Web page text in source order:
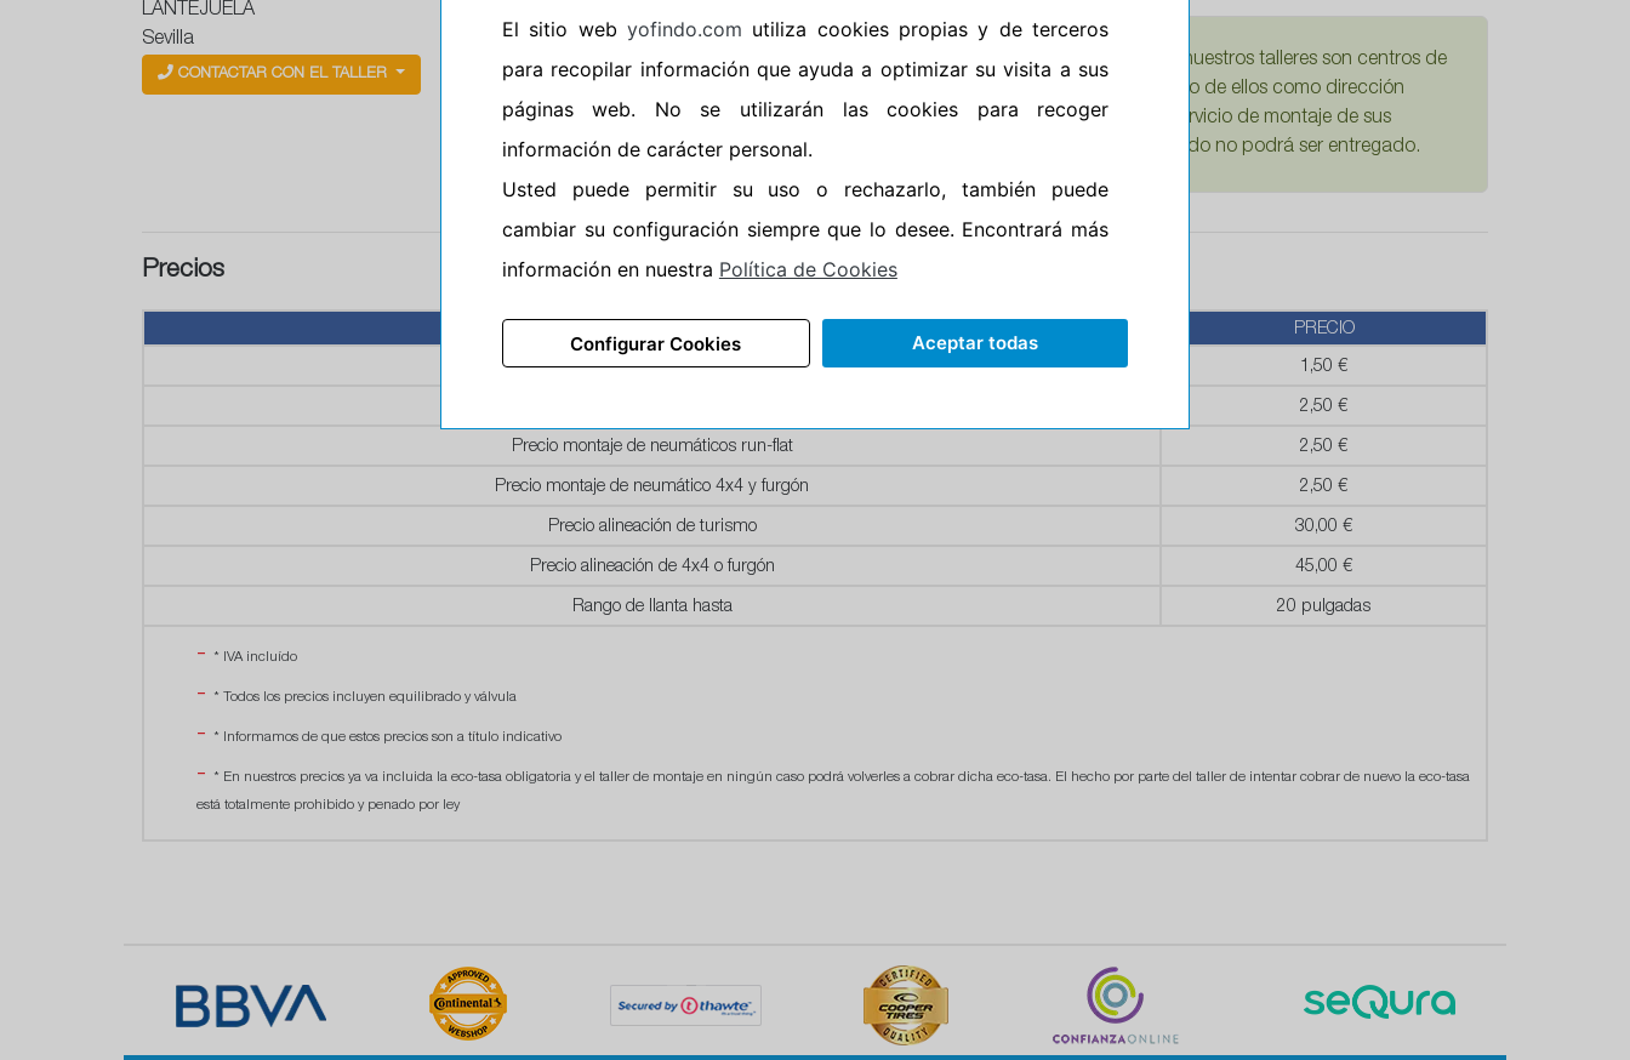
LANTEJUELA
Sevilla
CONTACTAR CON EL TALLER
Aviso importante:
Le recordamos que nuestros talleres son centros de
montaje, no de recogida. Si escoge uno de ellos como dirección
entrega esta acción lleva implícita el servicio de montaje de sus
neumáticos. En caso contrario su pedido no podrá ser entregado.
Precios
PRECIO
Precio montaje de llanta de acero 1,50 €
2,50 €
Precio montaje de neumáticos run-flat 2,50 €
Precio montaje de neumático 4x4 y furgón 2,50 €
Precio alineación de turismo 30,00 €
Precio alineación de 4x4 o furgón 45,00 €
Rango de llanta hasta 20 pulgadas
* IVA incluído
* Todos los precios incluyen equilibrado y válvula
* Informamos de que estos precios son a título indicativo
* En nuestros precios ya va incluida la eco-tasa obligatoria y el taller de montaje en ningún caso podrá volverles a cobrar dicha eco-tasa. El hecho por parte del taller de intentar cobrar de nuevo la eco-tasa
está totalmente prohibido y penado por ley
El sitio web yofindo.com utiliza cookies propias y de terceros
para recopilar información que ayuda a optimizar su visita a sus
páginas web. No se utilizarán las cookies para recoger
información de carácter personal.
Usted puede permitir su uso o rechazarlo, también puede
cambiar su configuración siempre que lo desee. Encontrará más
información en nuestra Política de Cookies
Configurar Cookies Aceptar todas